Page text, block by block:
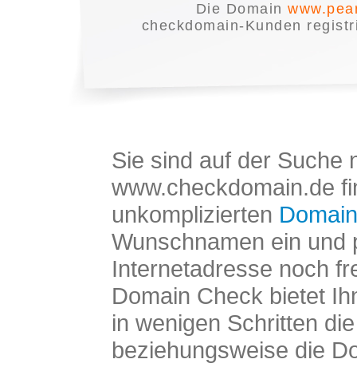
Die Domain
checkdomain-Kunden
Sie sind auf der Suche
www.checkdomain.de
unkomplizierten
Wunschnamen ein und
Internetadresse noch
Domain Check bietet
in wenigen Schritten
beziehungsweise die